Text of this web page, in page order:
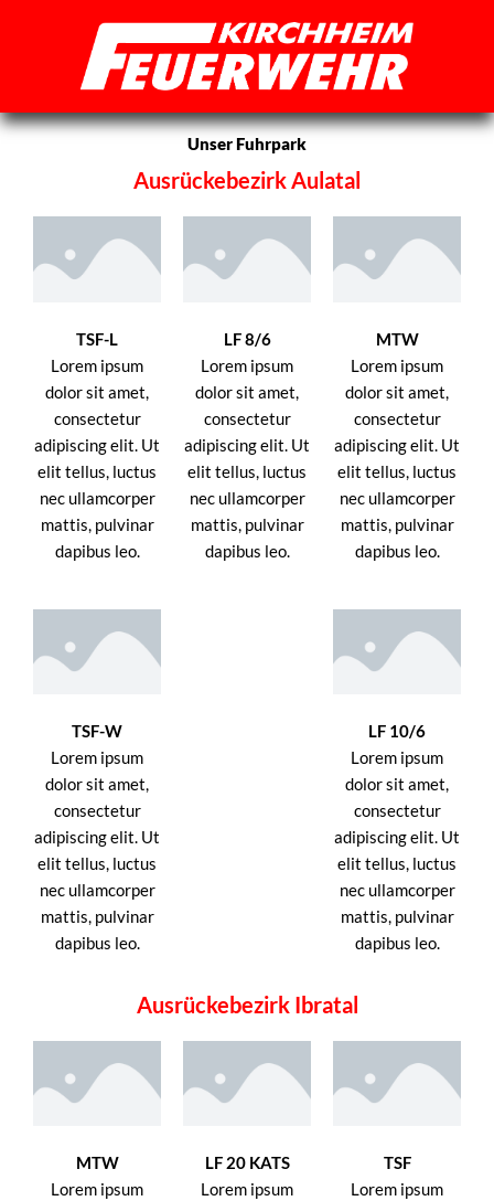
Unser Fuhrpark
Ausrückebezirk Aulatal
TSF-L
Lorem ipsum
dolor sit amet,
consectetur
adipiscing elit. Ut
elit tellus, luctus
nec ullamcorper
mattis, pulvinar
dapibus leo.
LF 8/6
Lorem ipsum
dolor sit amet,
consectetur
adipiscing elit. Ut
elit tellus, luctus
nec ullamcorper
mattis, pulvinar
dapibus leo.
MTW
Lorem ipsum
dolor sit amet,
consectetur
adipiscing elit. Ut
elit tellus, luctus
nec ullamcorper
mattis, pulvinar
dapibus leo.
TSF-W
Lorem ipsum
dolor sit amet,
consectetur
adipiscing elit. Ut
elit tellus, luctus
nec ullamcorper
mattis, pulvinar
dapibus leo.
LF 10/6
Lorem ipsum
dolor sit amet,
consectetur
adipiscing elit. Ut
elit tellus, luctus
nec ullamcorper
mattis, pulvinar
dapibus leo.
Ausrückebezirk Ibratal
MTW
Lorem ipsum
LF 20 KATS
Lorem ipsum
TSF
Lorem ipsum